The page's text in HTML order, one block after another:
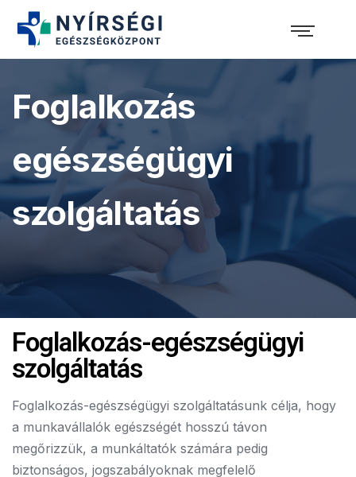
Foglalkozás
egészségügyi
szolgáltatás
Foglalkozás-egészségügyi
szolgáltatás ​
Foglalkozás-egészségügyi szolgáltatásunk célja, hogy
a munkavállalók egészségét hosszú távon
megőrizzük, a munkáltatók számára pedig
biztonságos, jogszabályoknak megfelelő